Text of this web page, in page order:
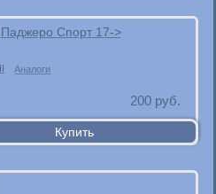
Спорт 17->
Аналоги
200 руб.